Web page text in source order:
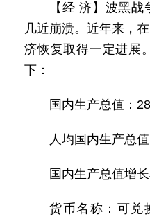
【经 济】波黑
几近崩溃。近年来，
济恢复取得一定进展
下：
国内生产总值：
人均国内生产总
国内生产总值增长
货币名称：可兑